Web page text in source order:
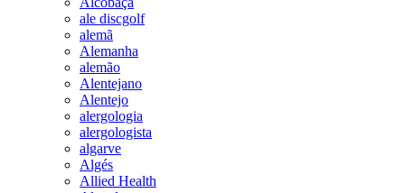
ale discgolf
alemã
Alemanha
alemão
Alentejano
Alentejo
alergologia
alergologista
algarve
Algés
Allied Health